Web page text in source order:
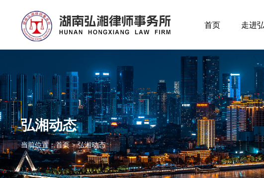
首页 走进
弘湘动态
当前位置：首页 > 弘湘动态